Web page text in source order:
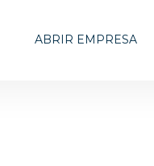
ABRIR EMPRESA